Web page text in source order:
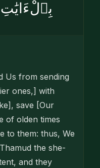
Us from sending
ones,] with
save [Our
of olden times
to them: thus, We
the she-
and they